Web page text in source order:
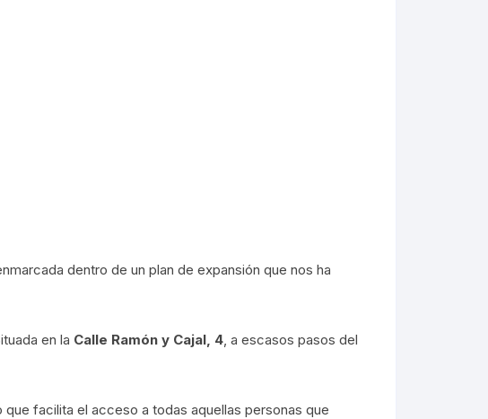
dentro de un plan de expansión que nos ha
en la Calle Ramón y Cajal, 4, a escasos pasos del
facilita el acceso a todas aquellas personas que